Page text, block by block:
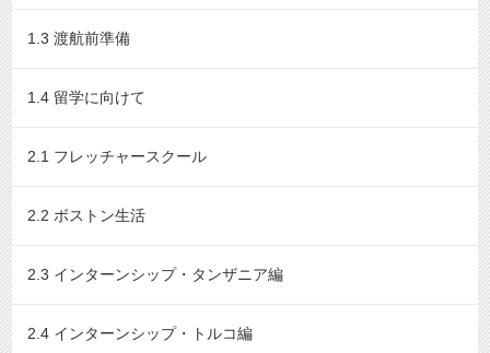
1.3 渡航前準備
1.4 留学に向けて
2.1 フレッチャースクール
2.2 ボストン生活
2.3 インターンシップ・タンザニア編
2.4 インターンシップ・トルコ編